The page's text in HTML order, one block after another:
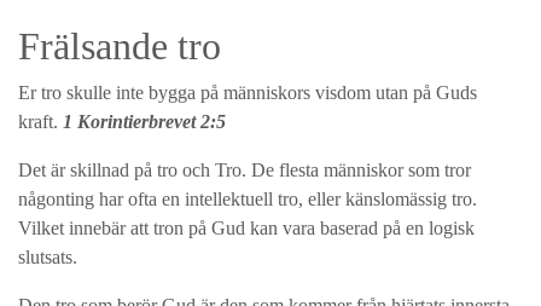
Frälsande tro
Er tro skulle inte bygga på människors visdom utan på Guds
kraft. 1 Korintierbrevet 2:5
Det är skillnad på tro och Tro. De flesta människor som tror
någonting har ofta en intellektuell tro, eller känslomässig tro.
Vilket innebär att tron på Gud kan vara baserad på en logisk
slutsats.